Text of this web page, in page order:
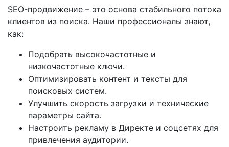
SEO-продвижение – это основа стабильного потока
клиентов из поиска. Наши профессионалы знают,
как:
Подобрать высокочастотные и
низкочастотные ключи.
Оптимизировать контент и тексты для
поисковых систем.
Улучшить скорость загрузки и технические
параметры сайта.
Настроить рекламу в Директе и соцсетях для
привлечения аудитории.